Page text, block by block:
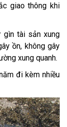
giao thông khi
tài sản xung
ồn, không gây
xung quanh.
đi kèm nhiều